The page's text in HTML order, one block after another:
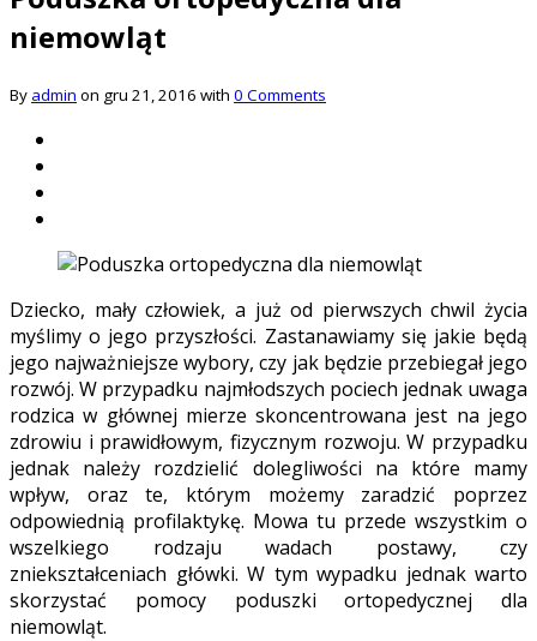
niemowląt
By admin on gru 21, 2016 with 0 Comments
Dziecko, mały człowiek, a już od pierwszych chwil życia
myślimy o jego przyszłości. Zastanawiamy się jakie będą
jego najważniejsze wybory, czy jak będzie przebiegał jego
rozwój. W przypadku najmłodszych pociech jednak uwaga
rodzica w głównej mierze skoncentrowana jest na jego
zdrowiu i prawidłowym, fizycznym rozwoju. W przypadku
jednak należy rozdzielić dolegliwości na które mamy
wpływ, oraz te, którym możemy zaradzić poprzez
odpowiednią profilaktykę. Mowa tu przede wszystkim o
wszelkiego rodzaju wadach postawy, czy
zniekształceniach główki. W tym wypadku jednak warto
skorzystać pomocy poduszki ortopedycznej dla
niemowląt.